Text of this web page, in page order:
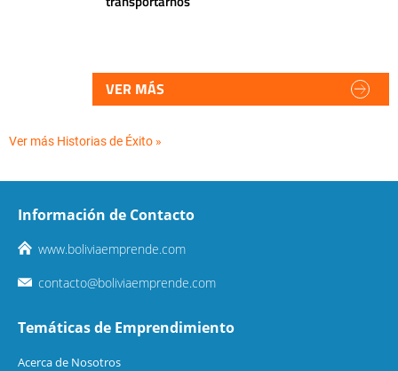
VER MÁS
Ver más Historias de Éxito »
Información de Contacto
www.boliviaemprende.com
contacto@boliviaemprende.com
Temáticas de Emprendimiento
Acerca de Nosotros